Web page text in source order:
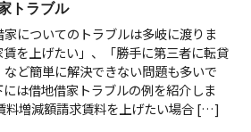
トラブル
家についてのトラブルは多岐に渡りま
賃を上げたい」、「勝手に第三者に転貸
など簡単に解決できない問題も多いで
には借地借家トラブルの例を紹介しま
料増減額請求賃料を上げたい場合 […]